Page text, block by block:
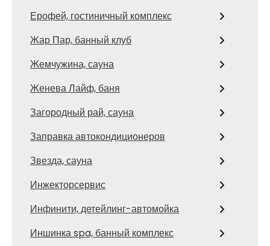
Ерофей, гостиничный комплекс
Жар Пар, банный клуб
Жемчужина, сауна
Женева Лайф, баня
Загородный рай, сауна
Заправка автокондиционеров
Звезда, сауна
Инжекторсервис
Инфинити, детейлинг-автомойка
Иншинка spa, банный комплекс